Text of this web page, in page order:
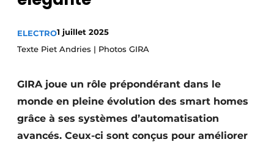
S’inscrire
Termes et conditions
ELECTRO1 juillet 2025
Texte Piet Andries | Photos GIRA
GIRA joue un rôle prépondérant dans le
monde en pleine évolution des smart homes
grâce à ses systèmes d’automatisation
avancés. Ceux-ci sont conçus pour améliorer